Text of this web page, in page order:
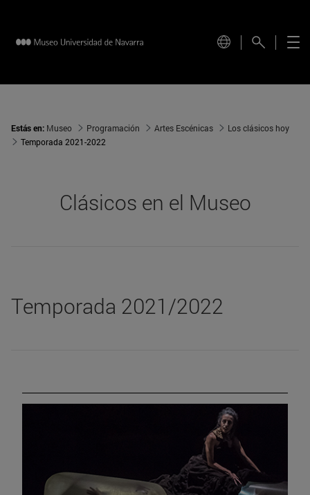
Estás en: Museo Programación Artes Escénicas
Los clásicos hoy
Temporada 2021-2022
Clásicos en el Museo
Temporada 2021/2022